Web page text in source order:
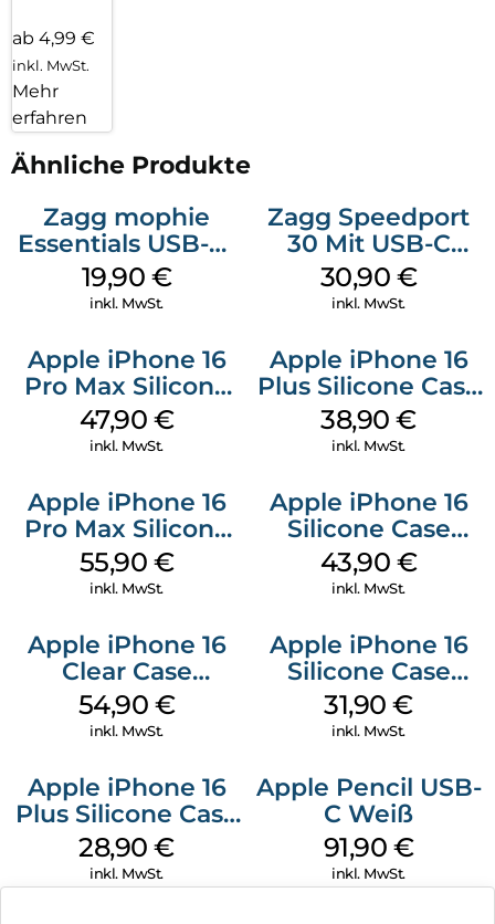
ab 4,99 €
inkl. MwSt.
Mehr
erfahren
Ähnliche Produkte
Zagg mophie
Essentials USB-C-
20W Charger PD
Weiß
19,90 €
inkl. MwSt.
Zagg Speedport
30 Mit USB-C
Kabel Weiß
30,90 €
inkl. MwSt.
Apple iPhone 16
Pro Max Silicone
Case MagSafe
Black
47,90 €
inkl. MwSt.
Apple iPhone 16
Plus Silicone Case
MagSafe Denim
38,90€
inkl. MwSt.
Apple iPhone 16
Pro Max Silicone
Case MagSafe
Stone Gray
55,90 €
inkl. MwSt.
Apple iPhone 16
Silicone Case
MagSafe Plum
43,90 €
inkl. MwSt.
Apple iPhone 16
Clear Case
MagSafe
Transparent
54,90 €
inkl. MwSt.
Apple iPhone 16
Silicone Case
MagSafe Fuchsia
31,90€
inkl. MwSt.
Apple iPhone 16
Plus Silicone Case
MagSafe Black
28,90€
inkl. MwSt.
Apple Pencil USB-
C Weiß
91,90 €
inkl. MwSt.